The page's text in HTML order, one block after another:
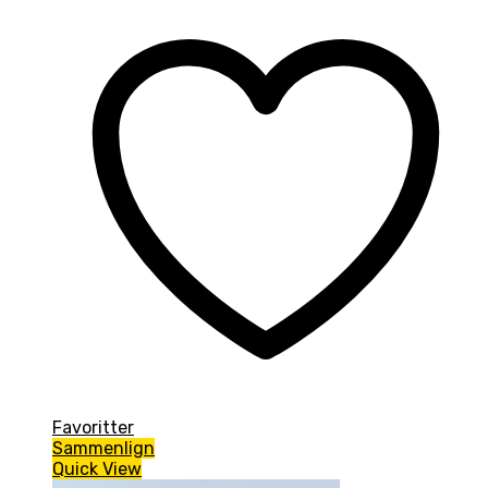
Favoritter
Sammenlign
Quick View